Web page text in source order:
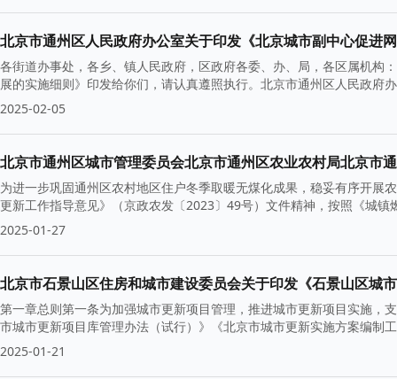
北京市通州区人民政府办公室关于印发《北京城市副中心促进
各街道办事处，各乡、镇人民政府，区政府各委、办、局，各区属机构
展的实施细则》印发给你们，请认真遵照执行。北京市通州区人民政府
2025-02-05
为进一步巩固通州区农村地区住户冬季取暖无煤化成果，稳妥有序开展
更新工作指导意见》（京政农发〔2023〕49号）文件精神，按照《城
2025-01-27
北京市石景山区住房和城市建设委员会关于印发《石景山区城
第一章总则第一条为加强城市更新项目管理，推进城市更新项目实施，
市城市更新项目库管理办法（试行）》《北京市城市更新实施方案编制
2025-01-21